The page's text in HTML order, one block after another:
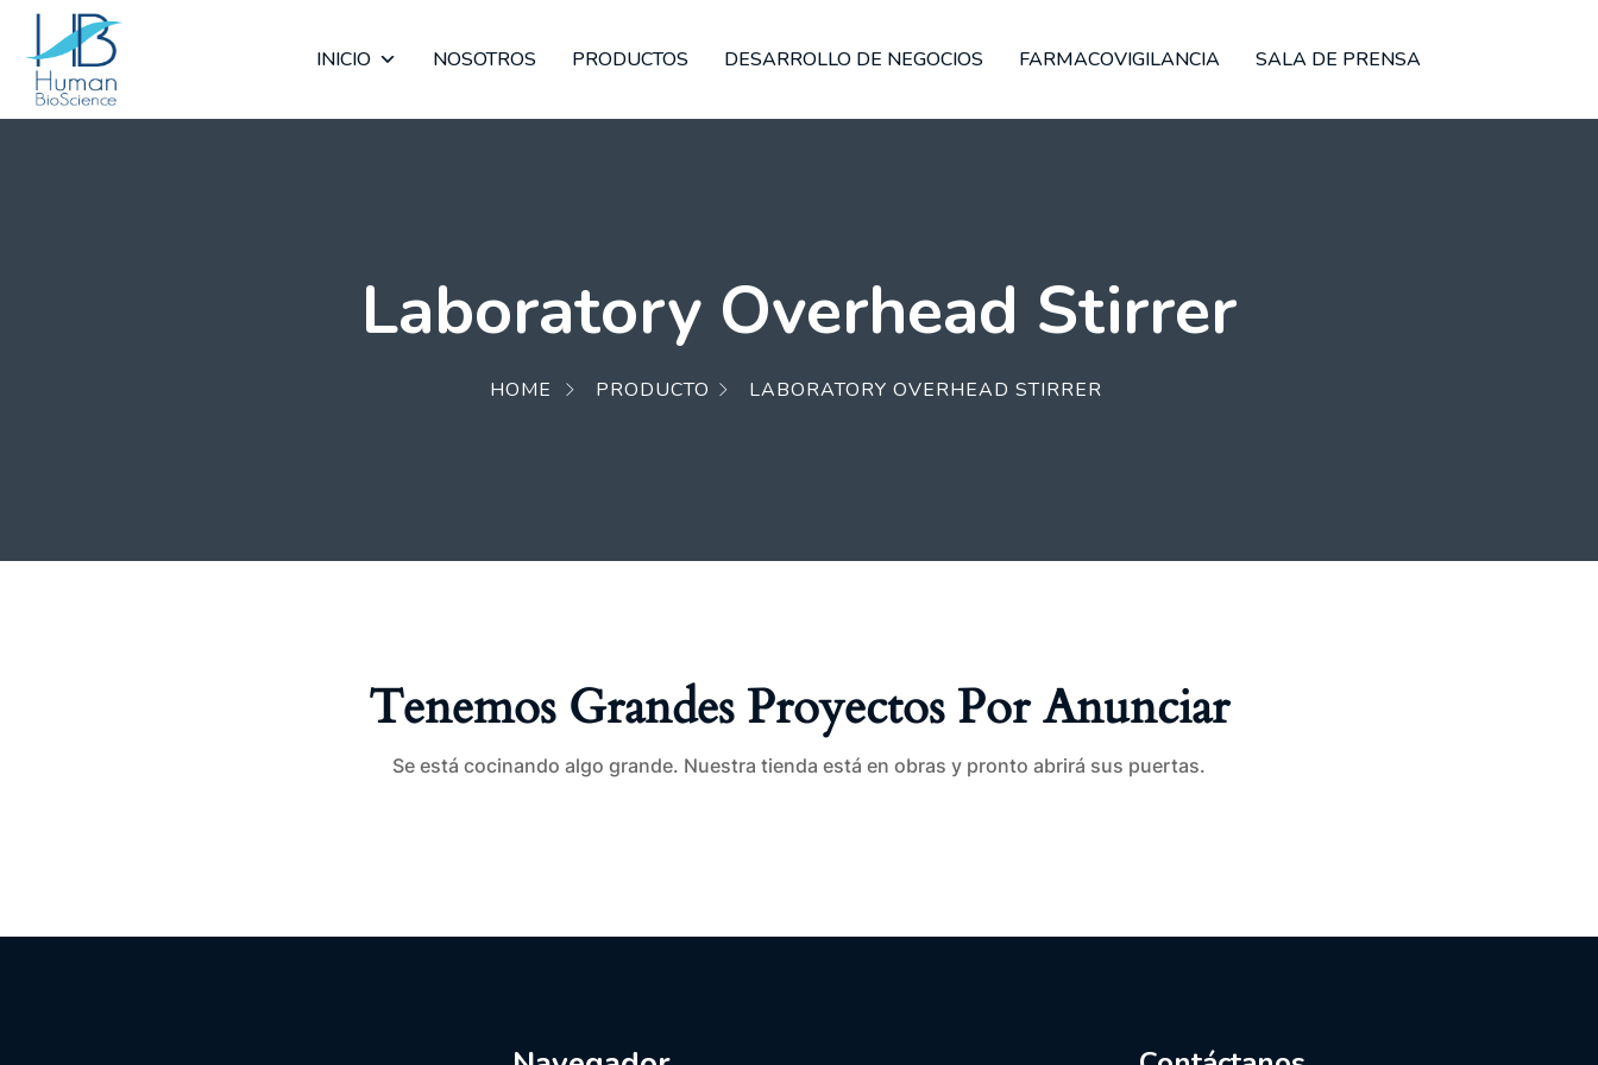
INICIO NOSOTROS PRODUCTOS DESARROLLO DE NEGOCIOS FARMACOVIGILANCIA SALA DE PRENSA
Laboratory Overhead Stirrer
HOME PRODUCTO LABORATORY OVERHEAD STIRRER
Tenemos Grandes Proyectos Por Anunciar
Se está cocinando algo grande. Nuestra tienda está en obras y pronto abrirá sus puertas.